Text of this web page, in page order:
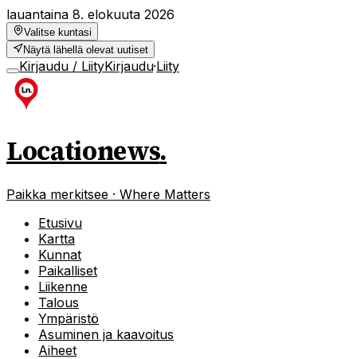
lauantaina 8. elokuuta 2026
Valitse kuntasi
Näytä lähellä olevat uutiset
Kirjaudu / LiityKirjaudu·Liity
Locationews.
Paikka merkitsee · Where Matters
Etusivu
Kartta
Kunnat
Paikalliset
Liikenne
Talous
Ympäristö
Asuminen ja kaavoitus
Aiheet